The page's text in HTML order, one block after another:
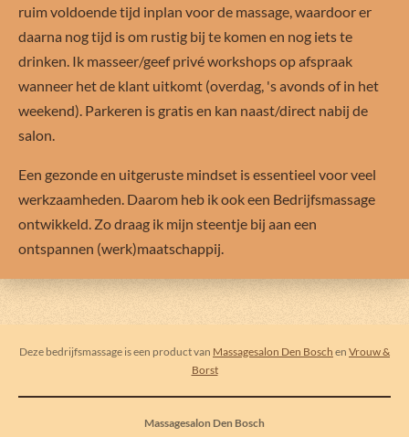
ruim voldoende tijd inplan voor de massage, waardoor er
daarna nog tijd is om rustig bij te komen en nog iets te
drinken. Ik masseer/geef privé workshops op afspraak
wanneer het de klant uitkomt (overdag, 's avonds of in het
weekend). Parkeren is gratis en kan naast/direct nabij de
salon.
Een gezonde en uitgeruste mindset is essentieel voor veel
werkzaamheden. Daarom heb ik ook een Bedrijfsmassage
ontwikkeld. Zo draag ik mijn steentje bij aan een
ontspannen (werk)maatschappij.
Deze bedrijfsmassage is een product van Massagesalon Den Bosch en Vrouw &
Borst
Massagesalon Den Bosch